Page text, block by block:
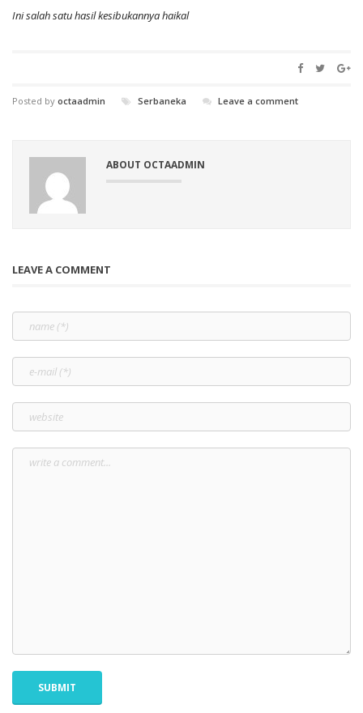
Ini salah satu hasil kesibukannya haikal
Posted by octaadmin Serbaneka Leave a comment
ABOUT OCTAADMIN
LEAVE A COMMENT